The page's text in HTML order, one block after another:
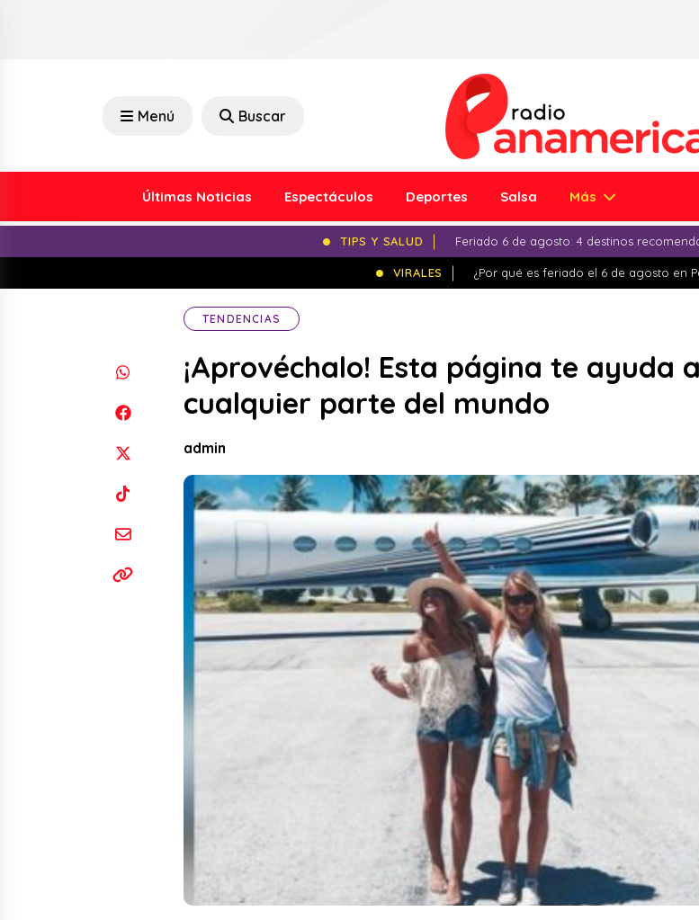
Menú Buscar
Últimas Noticias Espectáculos Deportes Salsa Más
TIPS Y SALUD Feriado 6 de agosto: 4 destinos
VIRALES ¿Por qué es feriado el 6 de agosto en
TENDENCIAS
¡Aprovéchalo! Esta página te ayuda
cualquier parte del mundo
admin